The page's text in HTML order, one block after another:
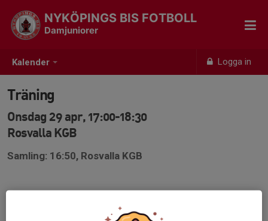
Kalender Logga in
NYKÖPINGS BIS FOTBOLL
Damjuniorer
Träning
Onsdag 29 apr, 17:00-18:30
Rosvalla KGB
Samling: 16:50, Rosvalla KGB